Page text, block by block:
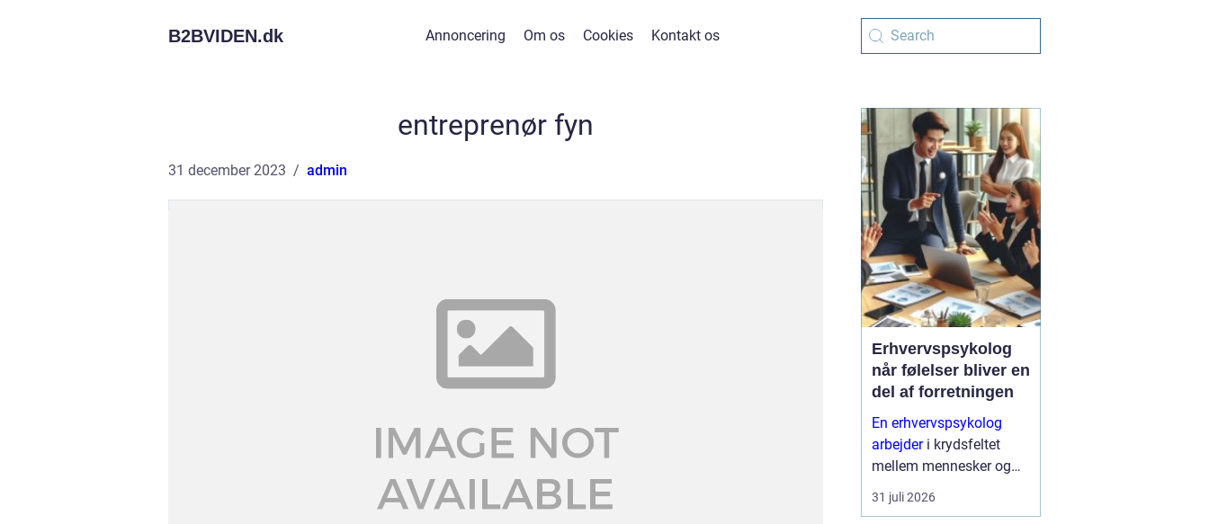
B2BVIDEN.dk Annoncering Om os Cookies Kontakt os
entreprenør fyn
31 december 2023 admin
Erhvervspsykolog
når følelser bliver en
del af forretningen
En erhvervspsykolog
arbejderi krydsfeltet
mellem mennesker og
forretning. Fokus er ikke
kun på trivsel, men også
31 juli 2026